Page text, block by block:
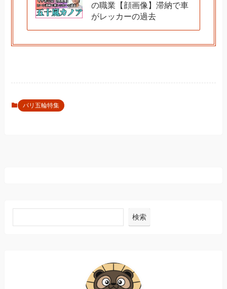
の職業【顔画像】滞納で車
がレッカーの過去
パリ五輪特集
検索